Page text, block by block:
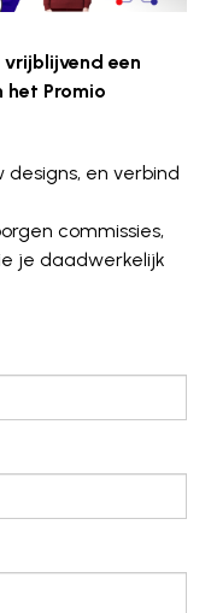
een
Promio
en verbind
commissies,
je daadwerkelijk